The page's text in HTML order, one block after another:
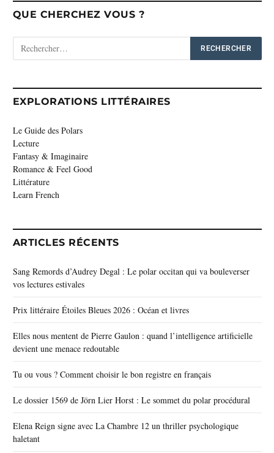
QUE CHERCHEZ VOUS ?
EXPLORATIONS LITTÉRAIRES
Le Guide des Polars
Lecture
Fantasy & Imaginaire
Romance & Feel Good
Littérature
Learn French
ARTICLES RÉCENTS
Sang Remords d’Audrey Degal : Le polar occitan qui va bouleverser
vos lectures estivales
Prix littéraire Étoiles Bleues 2026 : Océan et livres
Elles nous mentent de Pierre Gaulon : quand l’intelligence artificielle
devient une menace redoutable
Tu ou vous ? Comment choisir le bon registre en français
Le dossier 1569 de Jörn Lier Horst : Le sommet du polar procédural
Elena Reign signe avec La Chambre 12 un thriller psychologique
haletant